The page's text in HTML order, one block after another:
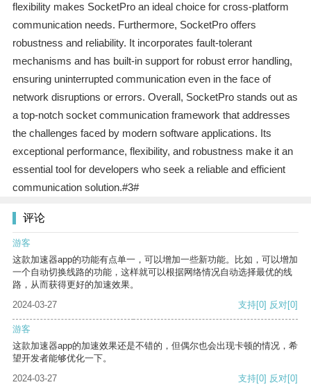
flexibility makes SocketPro an ideal choice for cross-platform
communication needs. Furthermore, SocketPro offers
robustness and reliability. It incorporates fault-tolerant
mechanisms and has built-in support for robust error handling,
ensuring uninterrupted communication even in the face of
network disruptions or errors. Overall, SocketPro stands out as
a top-notch socket communication framework that addresses
the challenges faced by modern software applications. Its
exceptional performance, flexibility, and robustness make it an
essential tool for developers who seek a reliable and efficient
communication solution.#3#
评论
游客
这款加速器app的功能有点单一，可以增加一些新功能。比如，可以增加
一个自动切换线路的功能，这样就可以根据网络情况自动选择最优的线
路，从而获得更好的加速效果。
2024-03-27
支持[0] 反对[0]
游客
这款加速器app的加速效果还是不错的，但偶尔也会出现卡顿的情况，希
望开发者能够优化一下。
2024-03-27
支持[0] 反对[0]